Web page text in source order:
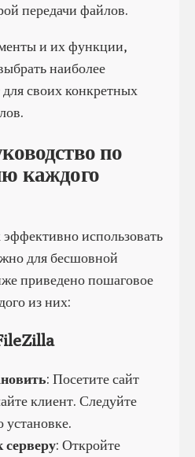
передачи файлов.
и их функции,
наиболее
своих конкретных
по
каждого
использовать
для бесшовной
приведено пошаговое
из них:
: Посетите сайт
клиент. Следуйте
: Откройте